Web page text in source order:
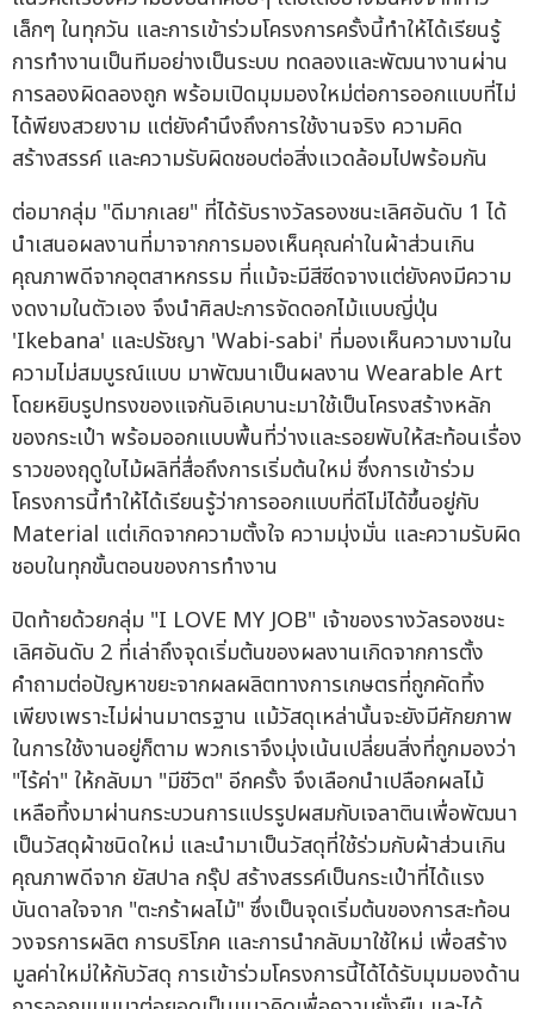
เล็กๆ ในทุกวัน และการเข้าร่วมโครงการครั้งนี้ทำให้ได้เรียนรู้
การทำงานเป็นทีมอย่างเป็นระบบ ทดลองและพัฒนางานผ่าน
การลองผิดลองถูก พร้อมเปิดมุมมองใหม่ต่อการออกแบบที่ไม่
ได้พียงสวยงาม แต่ยังคำนึงถึงการใช้งานจริง ความคิด
สร้างสรรค์ และความรับผิดชอบต่อสิ่งแวดล้อมไปพร้อมกัน
ต่อมากลุ่ม "ดีมากเลย" ที่ได้รับรางวัลรองชนะเลิศอันดับ 1 ได้
นำเสนอผลงานที่มาจากการมองเห็นคุณค่าในผ้าส่วนเกิน
คุณภาพดีจากอุตสาหกรรม ที่แม้จะมีสีซีดจางแต่ยังคงมีความ
งดงามในตัวเอง จึงนำศิลปะการจัดดอกไม้แบบญี่ปุ่น
'Ikebana' และปรัชญา 'Wabi-sabi' ที่มองเห็นความงามใน
ความไม่สมบูรณ์แบบ มาพัฒนาเป็นผลงาน Wearable Art
โดยหยิบรูปทรงของแจกันอิเคบานะมาใช้เป็นโครงสร้างหลัก
ของกระเป๋า พร้อมออกแบบพื้นที่ว่างและรอยพับให้สะท้อนเรื่อง
ราวของฤดูใบไม้ผลิที่สื่อถึงการเริ่มต้นใหม่ ซึ่งการเข้าร่วม
โครงการนี้ทำให้ได้เรียนรู้ว่าการออกแบบที่ดีไม่ได้ขึ้นอยู่กับ
Material แต่เกิดจากความตั้งใจ ความมุ่งมั่น และความรับผิด
ชอบในทุกขั้นตอนของการทำงาน
ปิดท้ายด้วยกลุ่ม "I LOVE MY JOB" เจ้าของรางวัลรองชนะ
เลิศอันดับ 2 ที่เล่าถึงจุดเริ่มต้นของผลงานเกิดจากการตั้ง
คำถามต่อปัญหาขยะจากผลผลิตทางการเกษตรที่ถูกคัดทิ้ง
เพียงเพราะไม่ผ่านมาตรฐาน แม้วัสดุเหล่านั้นจะยังมีศักยภาพ
ในการใช้งานอยู่ก็ตาม พวกเราจึงมุ่งเน้นเปลี่ยนสิ่งที่ถูกมองว่า
"ไร้ค่า" ให้กลับมา "มีชีวิต" อีกครั้ง จึงเลือกนำเปลือกผลไม้
เหลือทิ้งมาผ่านกระบวนการแปรรูปผสมกับเจลาตินเพื่อพัฒนา
เป็นวัสดุผ้าชนิดใหม่ และนำมาเป็นวัสดุที่ใช้ร่วมกับผ้าส่วนเกิน
คุณภาพดีจาก ยัสปาล กรุ๊ป สร้างสรรค์เป็นกระเป๋าที่ได้แรง
บันดาลใจจาก "ตะกร้าผลไม้" ซึ่งเป็นจุดเริ่มต้นของการสะท้อน
วงจรการผลิต การบริโภค และการนำกลับมาใช้ใหม่ เพื่อสร้าง
มูลค่าใหม่ให้กับวัสดุ การเข้าร่วมโครงการนี้ได้ได้รับมุมมองด้าน